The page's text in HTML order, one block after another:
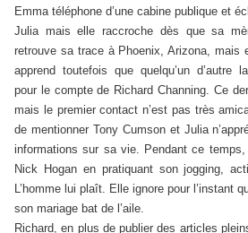
Emma téléphone d’une cabine publique et
Julia mais elle raccroche dès que sa
retrouve sa trace à Phoenix, Arizona, mais
apprend toutefois que quelqu’un d’autre
pour le compte de Richard Channing. Ce
mais le premier contact n’est pas très
de mentionner Tony Cumson et Julia
informations sur sa vie. Pendant ce
Nick Hogan en pratiquant son jogging,
L’homme lui plaît. Elle ignore pour l’instant
son mariage bat de l’aile.
Richard, en plus de publier des articles